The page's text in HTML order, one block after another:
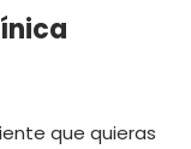
que quieras